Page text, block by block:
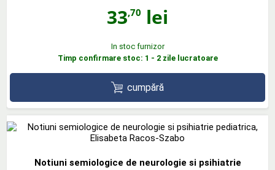
33,70 lei
In stoc furnizor
Timp confirmare stoc: 1 - 2 zile lucratoare
cumpără
Notiuni semiologice de neurologie si psihiatrie